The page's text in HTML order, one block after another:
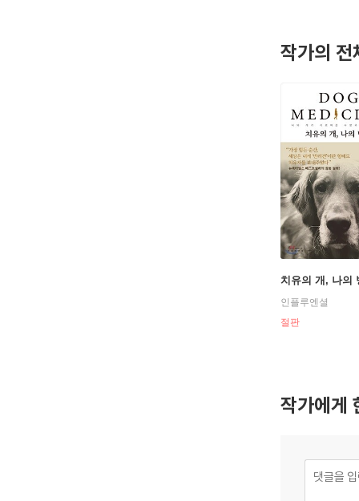
작가의 전
치유의 개, 나의
인플루엔셜
절판
작가에게